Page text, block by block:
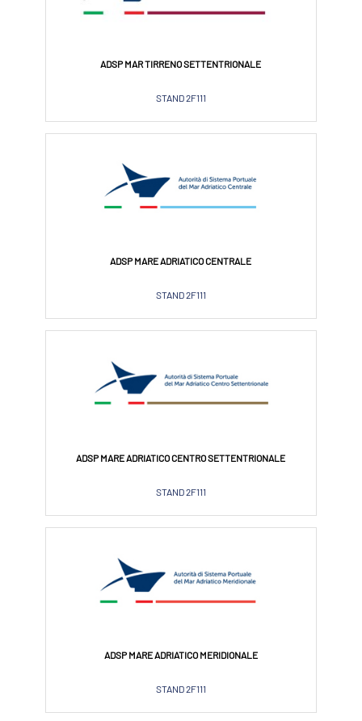
ADSP MAR TIRRENO SETTENTRIONALE
STAND 2F111
ADSP MARE ADRIATICO CENTRALE
STAND 2F111
ADSP MARE ADRIATICO CENTRO SETTENTRIONALE
STAND 2F111
ADSP MARE ADRIATICO MERIDIONALE
STAND 2F111